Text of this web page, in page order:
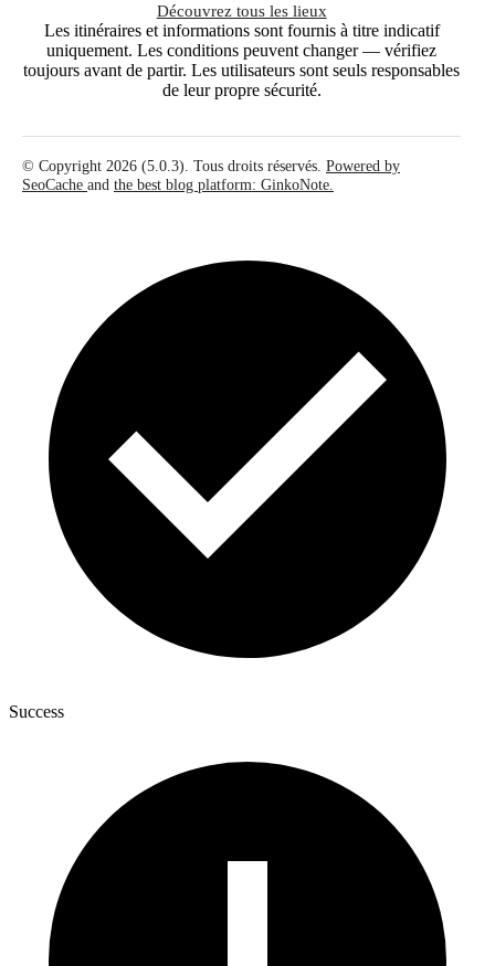
Découvrez tous les lieux
Les itinéraires et informations sont fournis à titre indicatif
uniquement. Les conditions peuvent changer — vérifiez
toujours avant de partir. Les utilisateurs sont seuls responsables
de leur propre sécurité.
© Copyright 2026 (5.0.3). Tous droits réservés. Powered by
SeoCache and the best blog platform: GinkoNote.
Success